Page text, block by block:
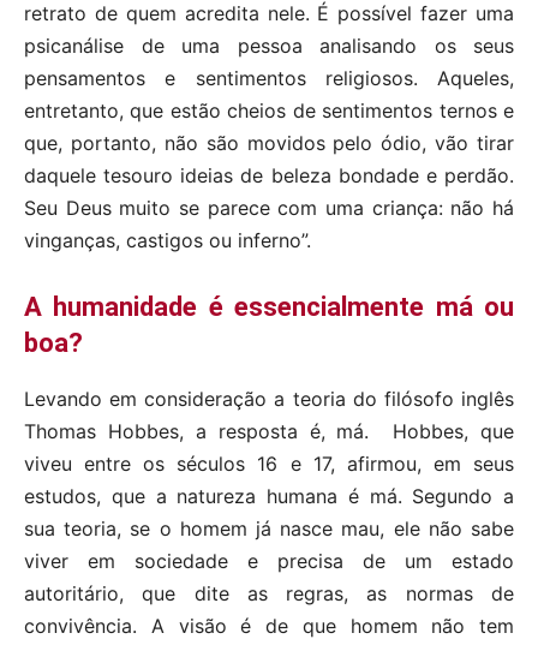
retrato de quem acredita nele. É possível fazer uma
psicanálise de uma pessoa analisando os seus
pensamentos e sentimentos religiosos. Aqueles,
entretanto, que estão cheios de sentimentos ternos e
que, portanto, não são movidos pelo ódio, vão tirar
daquele tesouro ideias de beleza bondade e perdão.
Seu Deus muito se parece com uma criança: não há
vinganças, castigos ou inferno”.
A humanidade é essencialmente má ou
boa?
Levando em consideração a teoria do filósofo inglês
Thomas Hobbes, a resposta é, má. Hobbes, que
viveu entre os séculos 16 e 17, afirmou, em seus
estudos, que a natureza humana é má. Segundo a
sua teoria, se o homem já nasce mau, ele não sabe
viver em sociedade e precisa de um estado
autoritário, que dite as regras, as normas de
convivência. A visão é de que homem não tem